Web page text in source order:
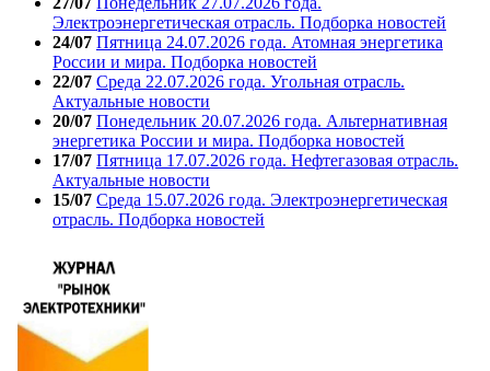
Электроэнергетическая отрасль. Подборка новостей
24/07 Пятница 24.07.2026 года. Атомная энергетика
России и мира. Подборка новостей
22/07 Среда 22.07.2026 года. Угольная отрасль.
Актуальные новости
20/07 Понедельник 20.07.2026 года. Альтернативная
энергетика России и мира. Подборка новостей
17/07 Пятница 17.07.2026 года. Нефтегазовая отрасль.
Актуальные новости
15/07 Среда 15.07.2026 года. Электроэнергетическая
отрасль. Подборка новостей